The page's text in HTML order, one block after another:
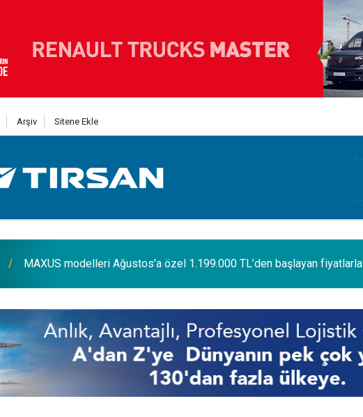
Arşiv Sitene Ekle
MAXUS modelleri Ağustos’a özel 1.199.000 TL’den başlayan fiyatlarla